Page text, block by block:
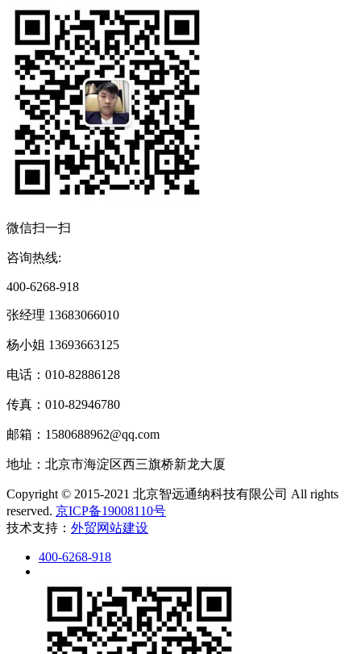
微信扫一扫
咨询热线:
400-6268-918
张经理 13683066010
杨小姐 13693663125
电话：010-82886128
传真：010-82946780
邮箱：1580688962@qq.com
地址：北京市海淀区西三旗桥新龙大厦
Copyright © 2015-2021 北京智远通纳科技有限公司 All rights
reserved. 京ICP备19008110号
技术支持： 外贸网站建设
400-6268-918